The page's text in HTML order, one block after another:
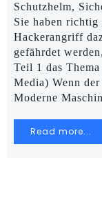
Schutzhelm,
Sie haben
Hackerangriff
gefährdet
Teil 1 das
Media) Wenn
Moderne
Read more...